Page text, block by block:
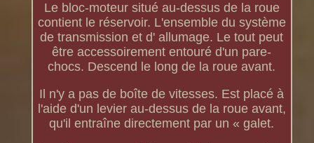
Le bloc-moteur situé au-dessus de la roue
contient le réservoir. L'ensemble du système
de transmission et d' allumage. Le tout peut
être accessoirement entouré d'un pare-
chocs. Descend le long de la roue avant.
Il n'y a pas de boîte de vitesses. Est placé à
l'aide d'un levier au-dessus de la roue avant,
qu'il entraîne directement par un « galet.